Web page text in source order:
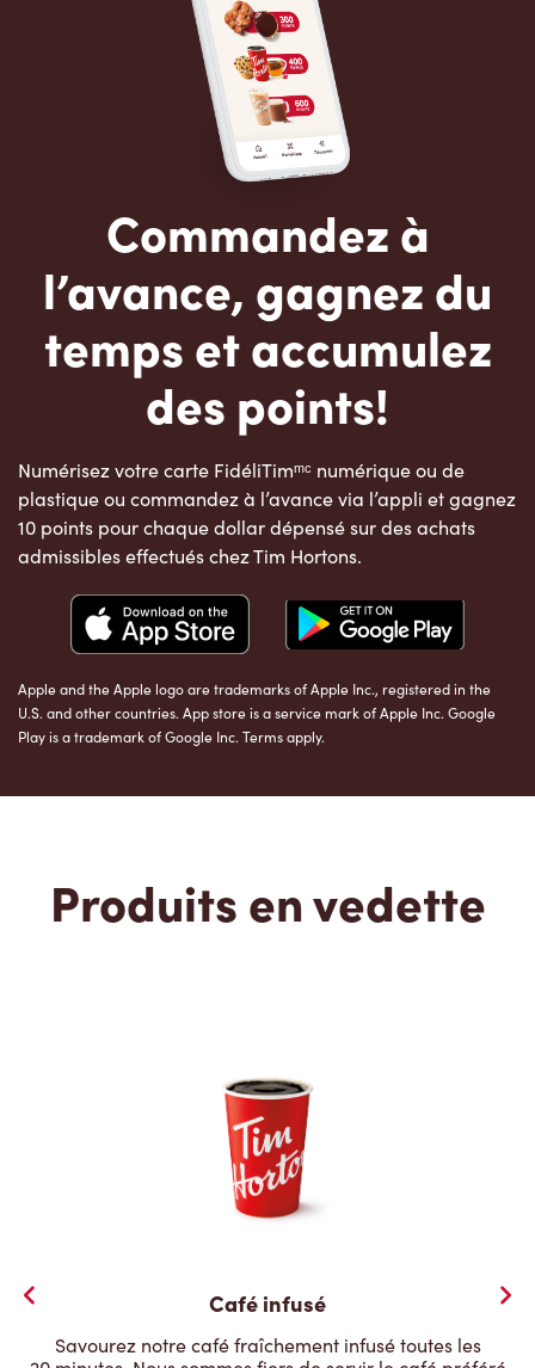
Commandez à
l’avance, gagnez du
temps et accumulez
des points!
Numérisez votre carte FidéliTimᵐᶜ numérique ou de
plastique ou commandez à l’avance via l’appli et gagnez
10 points pour chaque dollar dépensé sur des achats
admissibles effectués chez Tim Hortons.
Apple and the Apple logo are trademarks of Apple Inc., registered in the
U.S. and other countries. App store is a service mark of Apple Inc. Google
Play is a trademark of Google Inc. Terms apply.
Produits en vedette
Café infusé
Savourez notre café fraîchement infusé toutes les